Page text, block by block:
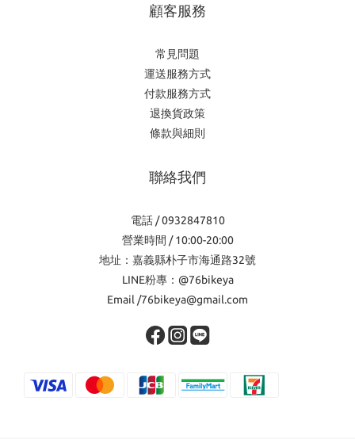
顧客服務
常見問題
運送服務方式
付款服務方式
退換貨政策
條款與細則
聯絡我們
電話 / 0932847810
營業時間 / 10:00-20:00
地址：嘉義縣朴子市海通路32號
LINE粉專：@76bikeya
Email /76bikeya@gmail.com